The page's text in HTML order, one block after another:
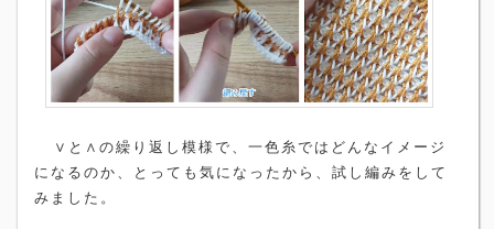
∨と∧の繰り返し模様で、一色糸ではどんなイメージ
になるのか、とっても気になったから、試し編みをして
みました。